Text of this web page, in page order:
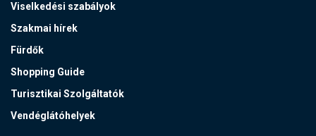
Viselkedési szabályok
Szakmai hírek
Fürdők
Shopping Guide
Turisztikai Szolgáltatók
Vendéglátóhelyek